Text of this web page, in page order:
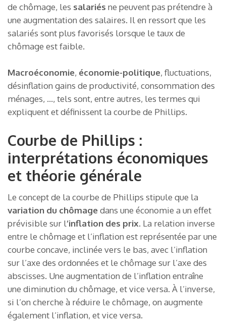
de chômage, les salariés ne peuvent pas prétendre à
une augmentation des salaires. Il en ressort que les
salariés sont plus favorisés lorsque le taux de
chômage est faible.
Macroéconomie, économie-politique, fluctuations,
désinflation gains de productivité, consommation des
ménages, …, tels sont, entre autres, les termes qui
expliquent et définissent la courbe de Phillips.
Courbe de Phillips :
interprétations économiques
et théorie générale
Le concept de la courbe de Phillips stipule que la
variation du chômagedans une économie a un effet
prévisible sur l‘inflation des prix. La relation inverse
entre le chômage et l’inflation est représentée par une
courbe concave, inclinée vers le bas, avec l’inflation
sur l’axe des ordonnées et le chômage sur l’axe des
abscisses. Une augmentation de l’inflation entraîne
une diminution du chômage, et vice versa. À l’inverse,
si l’on cherche à réduire le chômage, on augmente
également l’inflation, et vice versa.